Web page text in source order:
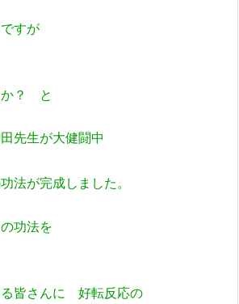
すが
？ と
先生が大健闘中
法が完成しました。
功法を
る皆さんに 好転反応の